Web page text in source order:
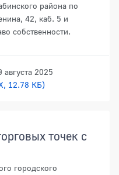
района по
42, каб. 5 и
собственности.
2025
12.78 КБ)
точек с
городского